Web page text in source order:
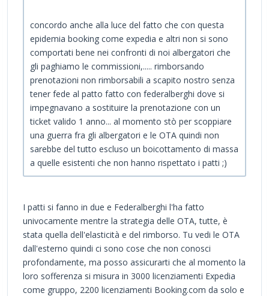
concordo anche alla luce del fatto che con questa
epidemia booking come expedia e altri non si sono
comportati bene nei confronti di noi albergatori che
gli paghiamo le commissioni,..... rimborsando
prenotazioni non rimborsabili a scapito nostro senza
tener fede al patto fatto con federalberghi dove si
impegnavano a sostituire la prenotazione con un
ticket valido 1 anno... al momento stò per scoppiare
una guerra fra gli albergatori e le OTA quindi non
sarebbe del tutto escluso un boicottamento di massa
a quelle esistenti che non hanno rispettato i patti ;)
I patti si fanno in due e Federalberghi l'ha fatto
univocamente mentre la strategia delle OTA, tutte, è
stata quella dell'elasticità e del rimborso. Tu vedi le OTA
dall'esterno quindi ci sono cose che non conosci
profondamente, ma posso assicurarti che al momento la
loro sofferenza si misura in 3000 licenziamenti Expedia
come gruppo, 2200 licenziamenti Booking.com da solo e